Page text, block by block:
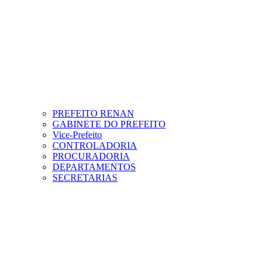
PREFEITO RENAN
GABINETE DO PREFEITO
Vice-Prefeito
CONTROLADORIA
PROCURADORIA
DEPARTAMENTOS
SECRETARIAS